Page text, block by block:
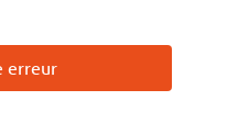
erreur